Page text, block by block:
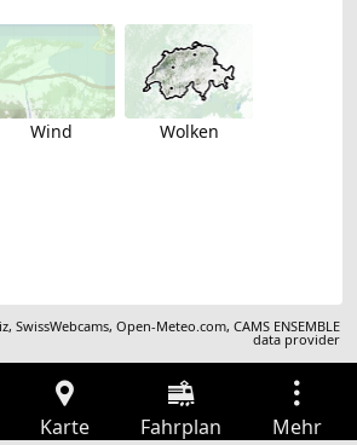
Wind Wolken
,SwissWebcams,Open-Meteo.com,CAMS ENSEMBLE
data provider
Karte Fahrplan Mehr